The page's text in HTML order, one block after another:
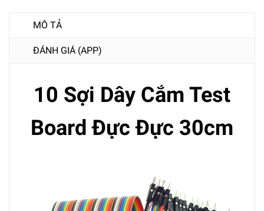
MÔ TẢ
ĐÁNH GIÁ (APP)
10 Sợi Dây Cắm Test
Board Đực Đực 30cm